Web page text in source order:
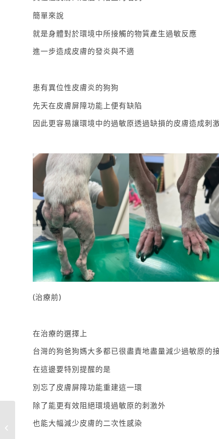
簡單來說
就是身體對於環境中所接觸的物質產生過敏反應
進一步造成皮膚的發炎與不適
患有異位性皮膚炎的狗狗
先天在皮膚屏障功能上便有缺陷
因此更容易讓環境中的過敏原透過缺損的皮膚造成刺
(治療前)
在治療的選擇上
台灣的狗爸狗媽大多都已很盡責地盡量減少過敏原的
在這邊要特別提醒的是
別忘了皮膚屏障功能重建這一環
除了能更有效阻絕環境過敏原的刺激外
也能大幅減少皮膚的二次性感染
醫生，我家狗貓身上這